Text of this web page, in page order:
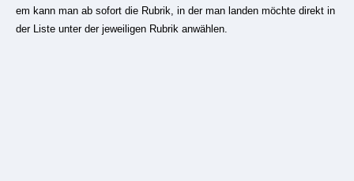
em kann man ab sofort die Rubrik, in der man landen möchte direkt in
der Liste unter der jeweiligen Rubrik anwählen.